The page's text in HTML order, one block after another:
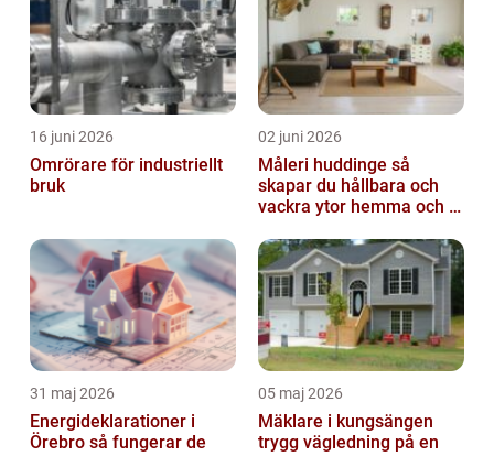
16 juni 2026
Omrörare för industriellt
bruk
02 juni 2026
Måleri huddinge så
skapar du hållbara och
vackra ytor hemma och i
31 maj 2026
Energideklarationer i
Örebro så fungerar de
05 maj 2026
Mäklare i kungsängen
trygg vägledning på en